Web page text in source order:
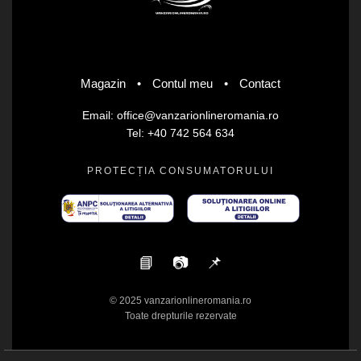
Magazin • Contul meu • Contact
Email: office@vanzarionlineromania.ro
Tel: +40 742 564 634
PROTECȚIA CONSUMATORULUI
📘 📷 📌
© 2025 vanzarionlineromania.ro
Toate drepturile rezervate